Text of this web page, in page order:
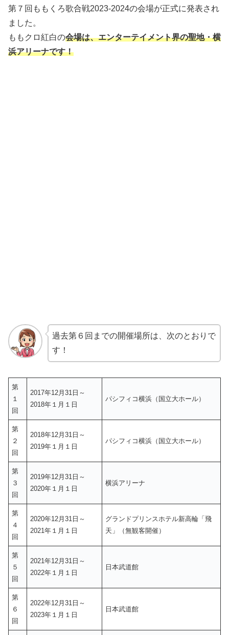
第７回ももくろ歌合戦2023-2024の会場が正式に発表され
ました。
ももクロ紅白の会場は、エンターテイメント界の聖地・横
浜アリーナです！
過去第６回までの開催場所は、次のとおりで
す！
第
１
回
2017年12月31日～
2018年１月１日
パシフィコ横浜（国立大ホール）
第
２
回
2018年12月31日～
2019年１月１日
パシフィコ横浜（国立大ホール）
第
３
回
2019年12月31日～
2020年１月１日
横浜アリーナ
第
４
回
2020年12月31日～
2021年１月１日
グランドプリンスホテル新高輪「飛
天」（無観客開催）
第
５
回
2021年12月31日～
2022年１月１日
日本武道館
第
６
回
2022年12月31日～
2023年１月１日
日本武道館